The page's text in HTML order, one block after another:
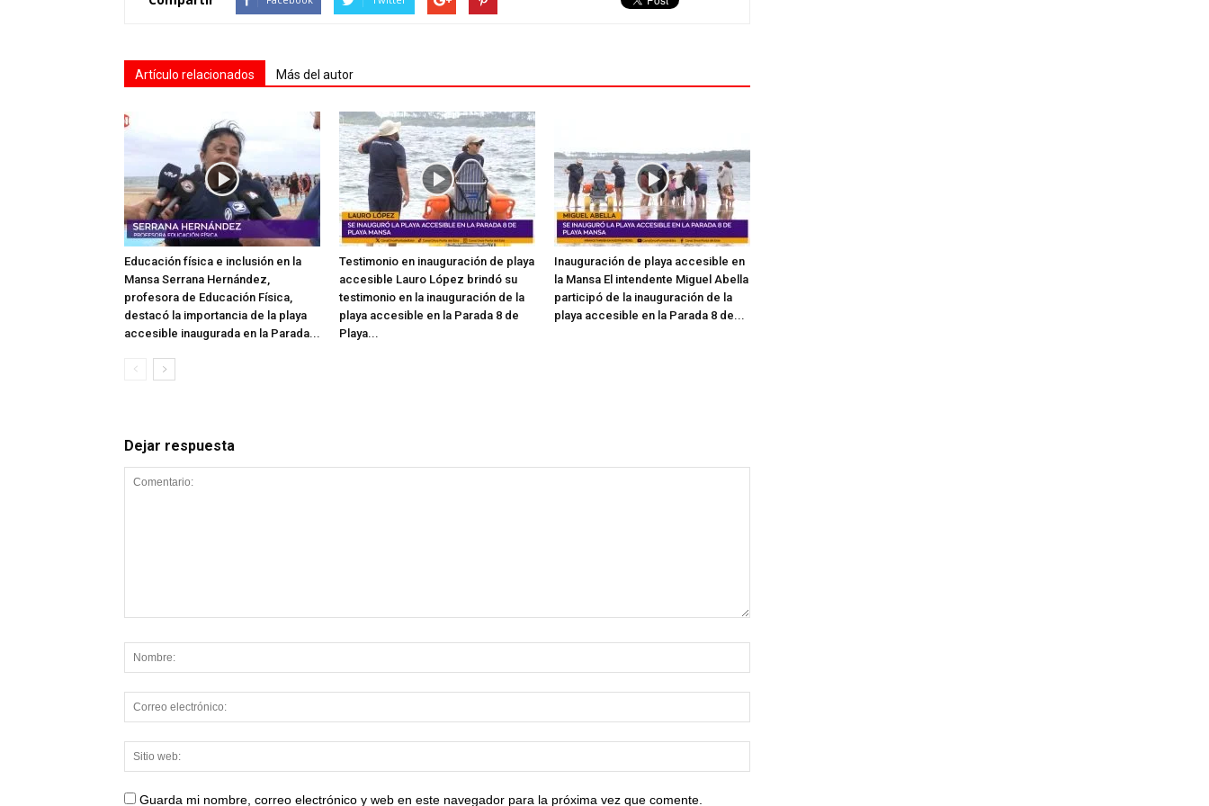
Artículo relacionados Más del autor
Educación física e inclusión en la
Mansa Serrana Hernández,
profesora de Educación Física,
destacó la importancia de la playa
accesible inaugurada en la Parada...
Testimonio en inauguración de playa
accesible Lauro López brindó su
testimonio en la inauguración de la
playa accesible en la Parada 8 de
Playa...
Inauguración de playa accesible en
la Mansa El intendente Miguel Abella
participó de la inauguración de la
playa accesible en la Parada 8 de...
Dejar respuesta
Guarda mi nombre, correo electrónico y web en este navegador para la próxima vez que comente.